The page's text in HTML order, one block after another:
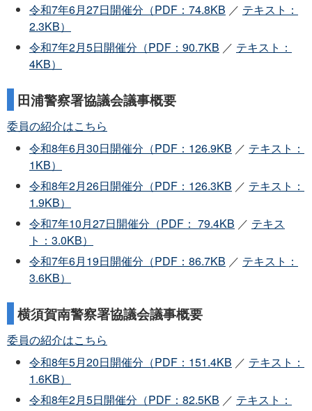
令和7年6月27日開催分（PDF：74.8KB ／ テキスト：
2.3KB）
令和7年2月5日開催分（PDF：90.7KB ／ テキスト：
4KB）
田浦警察署協議会議事概要
委員の紹介はこちら
令和8年6月30日開催分（PDF：126.9KB ／ テキスト：
1KB）
令和8年2月26日開催分（PDF：126.3KB ／ テキスト：
1.9KB）
令和7年10月27日開催分（PDF： 79.4KB ／ テキス
ト：3.0KB）
令和7年6月19日開催分（PDF：86.7KB ／ テキスト：
3.6KB）
横須賀南警察署協議会議事概要
委員の紹介はこちら
令和8年5月20日開催分（PDF：151.4KB ／ テキスト：
1.6KB）
令和8年2月5日開催分（PDF：82.5KB ／ テキスト：